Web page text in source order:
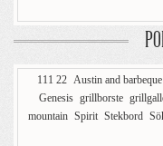
111 22 Austin and barbeque
Genesis grillborste
mountain Spirit Stekbord